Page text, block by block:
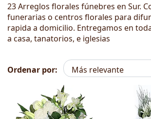
Llámanos
23 Arreglos florales fúnebres en Sur.
funerarias o centros florales para
rapida a domicilio. Entregamos en
a casa, tanatorios, e iglesias
Ordenar por:
Duelo & Funeral